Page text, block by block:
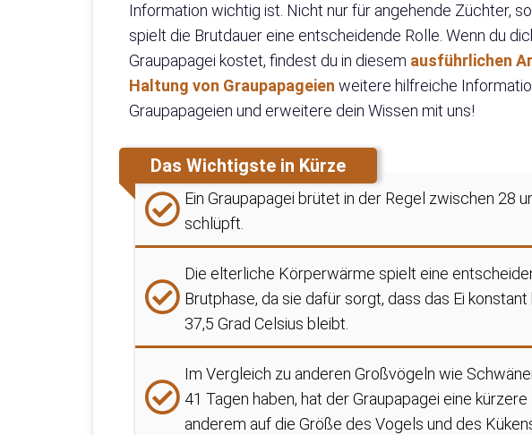
Information wichtig ist. Nicht nur für angehende Züchter,
spielt die Brutdauer eine entscheidende Rolle. Wenn du
Graupapagei kostet, findest du in diesem ausführlichen
Haltung von Graupapageien weitere hilfreiche
Graupapageien und erweitere dein Wissen mit uns!
Das Wichtigste in Kürze
Ein Graupapagei brütet in der Regel zwischen 28
schlüpft.
Die elterliche Körperwärme spielt eine
Brutphase, da sie dafür sorgt, dass das Ei
37,5 Grad Celsius bleibt.
Im Vergleich zu anderen Großvögeln wie
41 Tagen haben, hat der Graupapagei eine
anderem auf die Größe des Vogels und des